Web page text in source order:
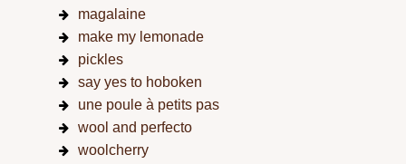
magalaine
make my lemonade
pickles
say yes to hoboken
une poule à petits pas
wool and perfecto
woolcherry